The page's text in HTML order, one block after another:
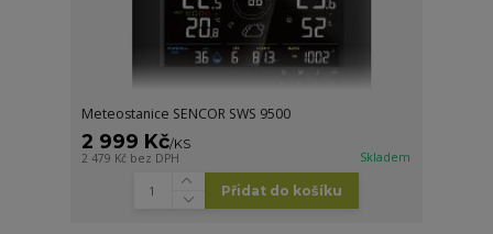
Meteostanice SENCOR SWS 9500
2 999 Kč/KS
2 479 Kč bez DPH Skladem
Přidat do košíku